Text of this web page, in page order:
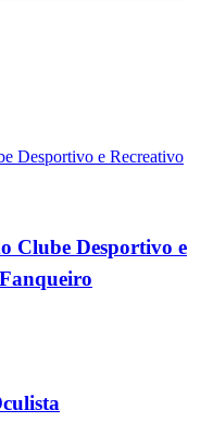
Clube Desportivo e